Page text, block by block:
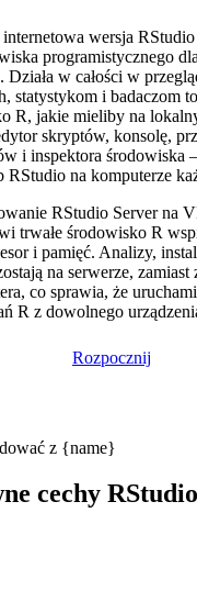
wersja
programistycznego
w całości w
statystykom i badaczom
R, jakie mieliby na
skryptów, konsolę,
i inspektora środowiska
RStudio na komputerze
RStudio Server na
trwałe środowisko R
i pamięć. Analizy,
na serwerze, zamiast
co sprawia, że
R z dowolnego
Rozpocznij
cechy